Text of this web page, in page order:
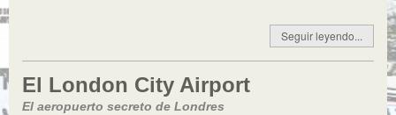
Seguir leyendo...
El London City Airport
El aeropuerto secreto de Londres